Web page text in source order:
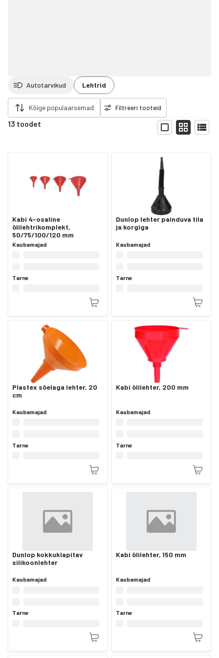
Autotarvikud Lehtrid
Kõige populaarsemad Filtreeri tooteid
13 toodet
Näita
filtrid
Kabi 4-osaline
õlilehtrikomplekt,
50/75/100/120 mm
Kaubamajad
Tarne
Dunlop lehter painduva tila
ja korgiga
Kaubamajad
Tarne
Plastex sõelaga lehter, 20
cm
Kaubamajad
Tarne
Kabi õlilehter, 200 mm
Kaubamajad
Tarne
Dunlop kokkuklapitav
silikoonlehter
Kaubamajad
Tarne
Kabi õlilehter, 150 mm
Kaubamajad
Tarne